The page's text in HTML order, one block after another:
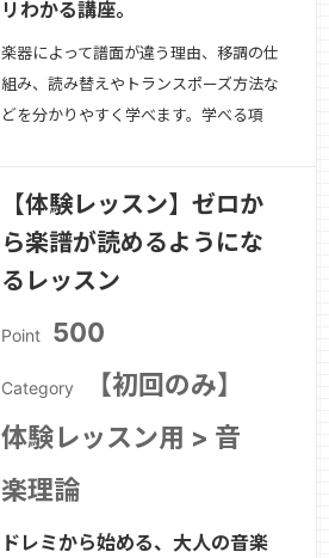
リわかる講座。
楽器によって譜面が違う理由、移調の仕
組み、読み替えやトランスポーズ方法な
どを分かりやすく学べます。学べる項
習・DTMでの吹奏楽パート管理・作
曲・編曲者向け基礎知識対象・吹奏楽経
験者・再開勢・DTMで管楽器を扱いた
【体験レッスン】ゼロか
ら楽譜が読めるようにな
るレッスン
Point 500
Category
【初回のみ】
体験レッスン用 > 音
楽理論
ドレミから始める、大人の音楽